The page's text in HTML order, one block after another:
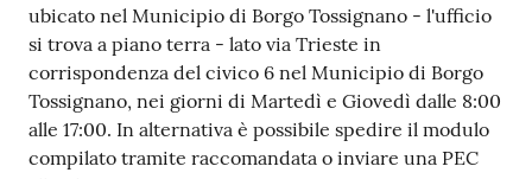
ubicato nel Municipio di Borgo Tossignano - l'ufficio
si trova a piano terra - lato via Trieste in
corrispondenza del civico 6 nel Municipio di Borgo
Tossignano, nei giorni di Martedì e Giovedì dalle 8:00
alle 17:00. In alternativa è possibile spedire il modulo
compilato tramite raccomandata o inviare una PEC